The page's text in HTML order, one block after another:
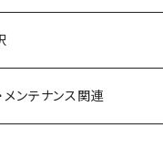
テート）
ル）
脂）
ル
メンテナンス関連